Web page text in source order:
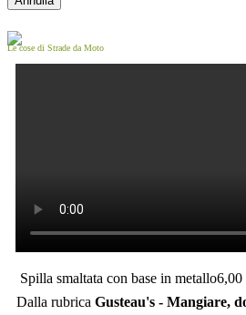
Le cose di Strade da Moto
Spilla smaltata con base in metallo6,00
Dalla rubrica Gusteau's - Mangiare,